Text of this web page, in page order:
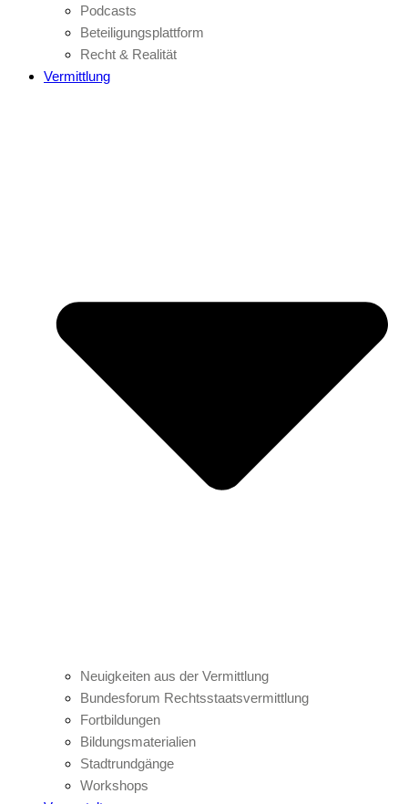
Podcasts
Beteiligungsplattform
Recht & Realität
Vermittlung
Neuigkeiten aus der Vermittlung
Bundesforum Rechtsstaatsvermittlung
Fortbildungen
Bildungsmaterialien
Stadtrundgänge
Workshops